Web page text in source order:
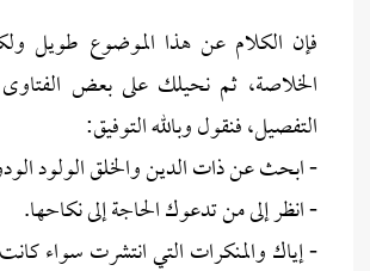
فإن الكلام عن هذا الموضوع طويل
الخلاصة، ثم نحيلك على بعض الفتاوى
التفصيل، فنقول وبالله التوفيق:
- ابحث عن ذات الدين والخلق الولود
- انظر إلى من تدعوك الحاجة إلى نكاحها.
- إياك والمنكرات التي انتشرت سواء كانت